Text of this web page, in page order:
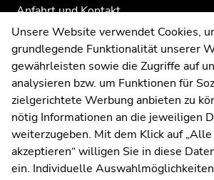
Anfahrt und Kontakt
Kommunikation und
Moodle
UNIGRAZonline
Impressum
Datenschutzerklärung
Cookie-Einstellungen
Barrierefreiheitserklärung
Unsere Website verwendet Cookies,
grundlegende Funktionalität unserer
gewährleisten sowie die Zugriffe auf
analysieren bzw. um Funktionen für
zielgerichtete Werbung anbieten zu
nötig Informationen an die jeweiligen
weiterzugeben. Mit dem Klick auf „Alle
akzeptieren“ willigen Sie in diese
ein. Individuelle